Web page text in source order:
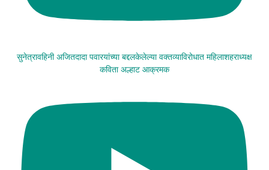
सुनेत्रावहिनी अजितदादा पवारयांच्या बद्दलकेलेल्या वक्तव्याविरोधात महिलाशहराध्यक्ष
कविता अल्हाट आक्रमक